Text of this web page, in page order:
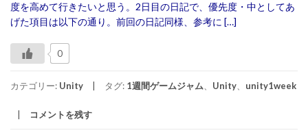
度を高めて行きたいと思う。2日目の日記で、優先度・中としてあ
げた項目は以下の通り。前回の日記同様、参考に […]
0
カテゴリー: Unity タグ: 1週間ゲームジャム、 Unity、 unity1week
コメントを残す